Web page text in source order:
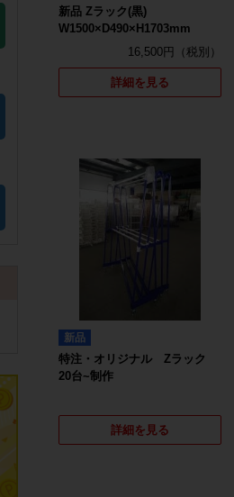
新品 Zラック(黒)
W1500×D490×H1703mm
16,500円
詳細を見る
新品
特注・オリジナル Zラック
20台~制作
詳細を見る